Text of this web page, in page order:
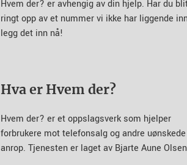
Hvem der? er avhengig av din hjelp. Har du
ringt opp av et nummer vi ikke har liggende
legg det inn nå!
Hva er Hvem der?
Hvem der? er et oppslagsverk som hjelper
forbrukere mot telefonsalg og andre uønskede
anrop. Tjenesten er laget av Bjarte Aune